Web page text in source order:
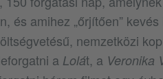
és amihez „őrjítően”
nemzetközi
a Lolát, a Veronika